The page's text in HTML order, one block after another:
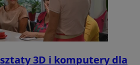
3D i komputery dla